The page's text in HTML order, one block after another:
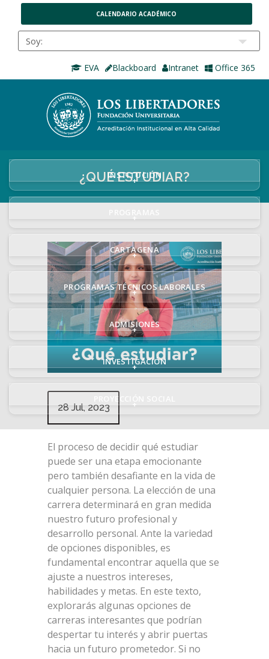
CALENDARIO ACADÉMICO
EVA Blackboard Intranet Office 365
INSTITUCIÓN
+
+
CARTAGENA
+
PROGRAMAS TÉCNICOS LABORALES
+
ADMISIONES
+
INVESTIGACIÓN
+
PROYECCIÓN SOCIAL
+
¿QUÉ ESTUDIAR?
28 Jul, 2023
El proceso de decidir qué estudiar
puede ser una etapa emocionante
pero también desafiante en la vida de
cualquier persona. La elección de una
carrera determinará en gran medida
nuestro futuro profesional y
desarrollo personal. Ante la variedad
de opciones disponibles, es
fundamental encontrar aquella que se
ajuste a nuestros intereses,
habilidades y metas. En este texto,
explorarás algunas opciones de
carreras interesantes que podrían
despertar tu interés y abrir puertas
hacia un futuro prometedor. Si no